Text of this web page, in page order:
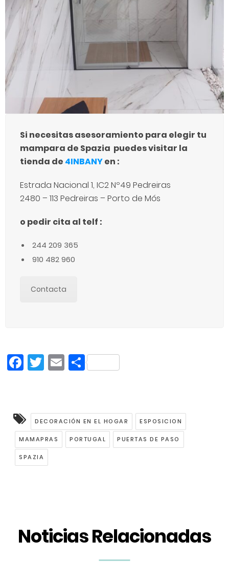
Si necesitas asesoramiento para elegir tu
mampara de Spazia puedes visitar la
tienda de 4INBANYen :
Estrada Nacional 1, IC2 Nº49 Pedreiras
2480 – 113 Pedreiras – Porto de Mós
o pedir cita al telf :
244 209 365
910 482 960
Contacta
Facebook
Twitter
Email
Compartir
DECORACIÓN EN EL HOGAR ESPOSICION
MAMAPRAS PORTUGAL PUERTAS DE PASO
SPAZIA
Noticias Relacionadas